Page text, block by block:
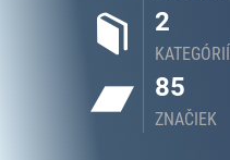
2
KATEGÓRIÍ
85
ZNAČIEK